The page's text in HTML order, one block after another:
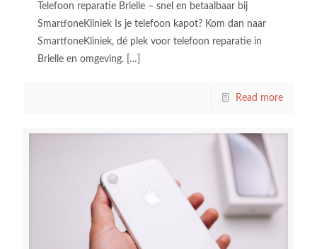
Telefoon reparatie Brielle – snel en betaalbaar bij
SmartfoneKliniek Is je telefoon kapot? Kom dan naar
SmartfoneKliniek, dé plek voor telefoon reparatie in
Brielle en omgeving. […]
Read more